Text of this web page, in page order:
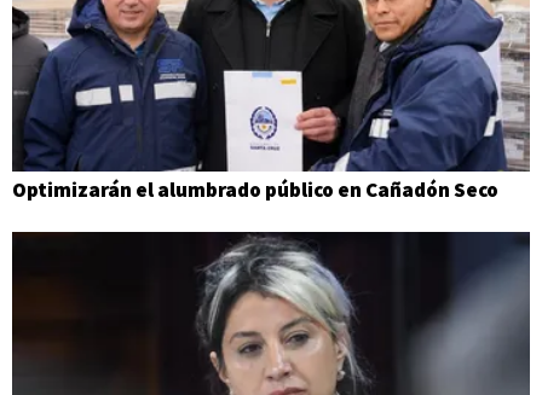
Optimizarán el alumbrado público en Cañadón Seco